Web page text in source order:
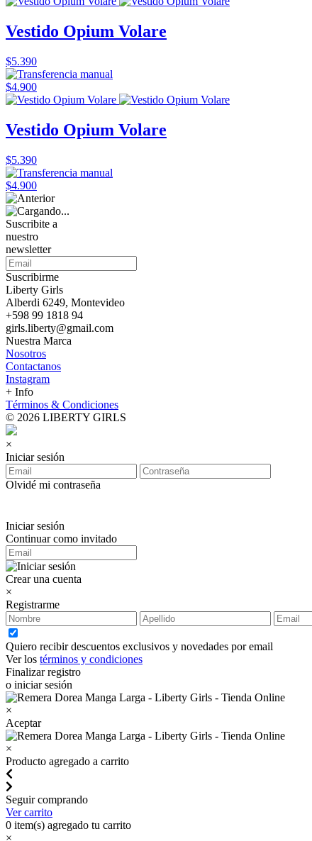
Vestido Opium Volare
$5.390
$4.900
Vestido Opium Volare
$5.390
$4.900
Suscribite a
nuestro
newsletter
Suscribirme
Liberty Girls
Alberdi 6249, Montevideo
+598 99 1818 94
girls.liberty@gmail.com
Nuestra Marca
Nosotros
Contactanos
Instagram
+ Info
Términos & Condiciones
© 2026 LIBERTY GIRLS
×
Iniciar sesión
Olvidé mi contraseña
Iniciar sesión
Continuar como invitado
Crear una cuenta
×
Registrarme
Quiero recibir descuentos exclusivos y novedades por email
Ver los términos y condiciones
Finalizar registro
o iniciar sesión
×
Aceptar
×
Producto agregado a carrito
Seguir comprando
Ver carrito
0 item(s) agregado tu carrito
×